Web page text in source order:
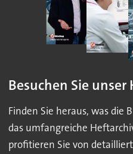
Besuchen Sie
Finden Sie heraus, was die
das umfangreiche
profitieren Sie von